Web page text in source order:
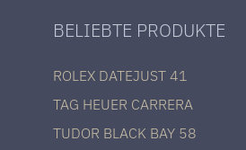
BELIEBTE PRODUKTE
ROLEX DATEJUST 41
TAG HEUER CARRERA
TUDOR BLACK BAY 58